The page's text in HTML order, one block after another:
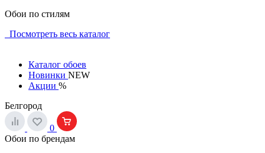
Обои по стилям
Посмотреть весь каталог
Каталог обоев
Новинки NEW
Акции %
Белгород
0
Обои по брендам